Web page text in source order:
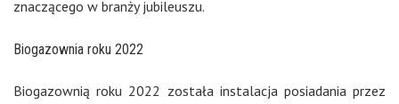
znaczącego w branży jubileuszu.
Biogazownia roku 2022
Biogazownią roku 2022 została instalacja posiadania przez